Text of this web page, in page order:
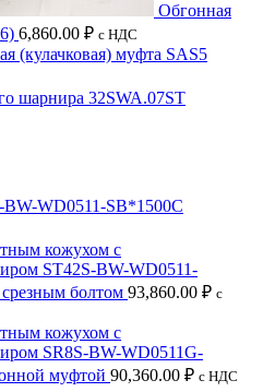
Обгонная
6,860.00 ₽ с НДС
(кулачковая) муфта SAS5
шарнира 32SWA.07ST
WD0511-SB*1500C
кожухом с
ST42S-BW-WD0511-
болтом 93,860.00 ₽ с
кожухом с
SR8S-BW-WD0511G-
муфтой 90,360.00 ₽ с НДС